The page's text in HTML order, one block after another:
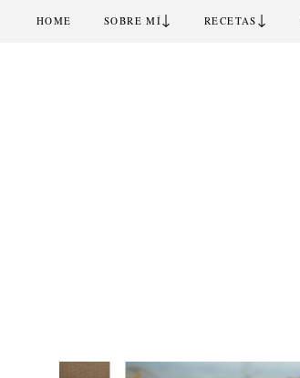
HOME SOBRE MÍ↓ RECETAS ↓